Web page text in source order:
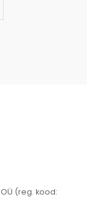
(reg. kood: